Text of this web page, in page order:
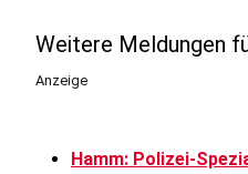
Weitere Meldungen
Anzeige
Hamm: Polizei-